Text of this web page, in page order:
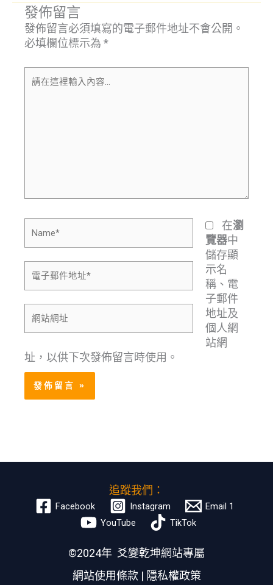
發佈留言
發佈留言必須填寫的電子郵件地址不會公開。
必填欄位標示為 *
在
子
件
地
*
站
址
在瀏
覽器中
儲存顯
示名
稱、電
子郵件
地址及
個人網
站網
址，以供下次發佈留言時使用。
追蹤我們：
Facebook Instagram
Email 1
YouTube
TikTok
©2024年 爻變乾坤網站專屬
網站使用條款 | 隱私權政策